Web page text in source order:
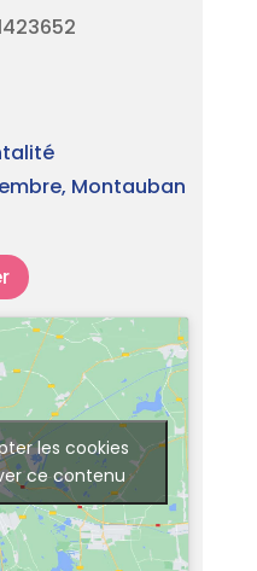
Montauban
les cookies
ce contenu